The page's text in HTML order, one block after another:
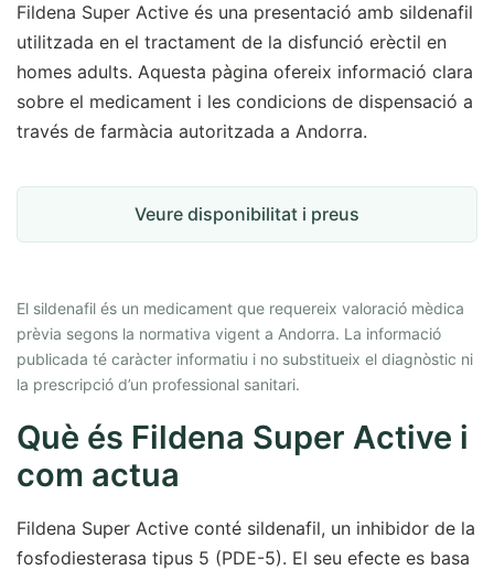
Fildena Super Active és una presentació amb sildenafil
utilitzada en el tractament de la disfunció erèctil en
homes adults. Aquesta pàgina ofereix informació clara
sobre el medicament i les condicions de dispensació a
través de farmàcia autoritzada a Andorra.
Veure disponibilitat i preus
El sildenafil és un medicament que requereix valoració mèdica
prèvia segons la normativa vigent a Andorra. La informació
publicada té caràcter informatiu i no substitueix el diagnòstic ni
la prescripció d’un professional sanitari.
Què és Fildena Super Active i
com actua
Fildena Super Active conté sildenafil, un inhibidor de la
fosfodiesterasa tipus 5 (PDE-5). El seu efecte es basa